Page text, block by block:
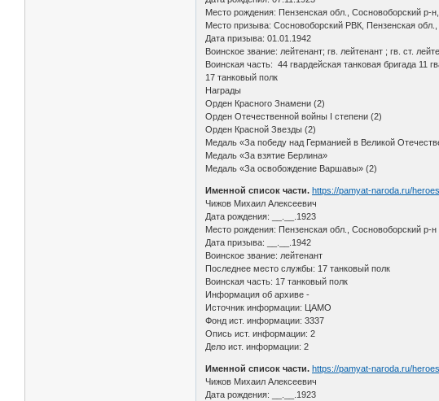
Место рождения: Пензенская обл., Сосновоборский р-
Место призыва: Сосновоборский РВК, Пензенская
Дата призыва: 01.01.1942
Воинское звание: лейтенант; гв. лейтенант ; гв. ст.
Воинская часть: 44 гвардейская танковая бригада 11
17 танковый полк
Награды
Орден Красного Знамени (2)
Орден Отечественной войны I степени (2)
Орден Красной Звезды (2)
Медаль «За победу над Германией в Великой
Медаль «За взятие Берлина»
Медаль «За освобождение Варшавы» (2)
Именной список части. https://pamyat-naroda.ru/
Чижов Михаил Алексеевич
Дата рождения: __.__.1923
Место рождения: Пензенская обл., Сосновоборский р-н
Дата призыва: __.__.1942
Воинское звание: лейтенант
Последнее место службы: 17 танковый полк
Воинская часть: 17 танковый полк
Информация об архиве -
Источник информации: ЦАМО
Фонд ист. информации: 3337
Опись ист. информации: 2
Дело ист. информации: 2
Именной список части. https://pamyat-naroda.ru/
Чижов Михаил Алексеевич
Дата рождения: __.__.1923